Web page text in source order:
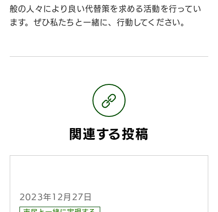
般の人々により良い代替策を求める活動を行ってい
ます。ぜひ私たちと一緒に、行動してください。
関連する投稿
2023年12月27日